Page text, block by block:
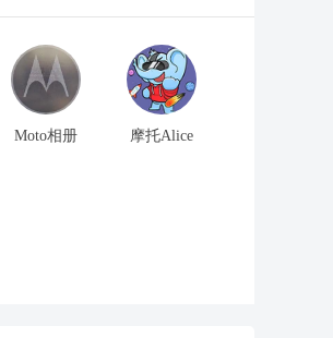
Moto相册 摩托Alice